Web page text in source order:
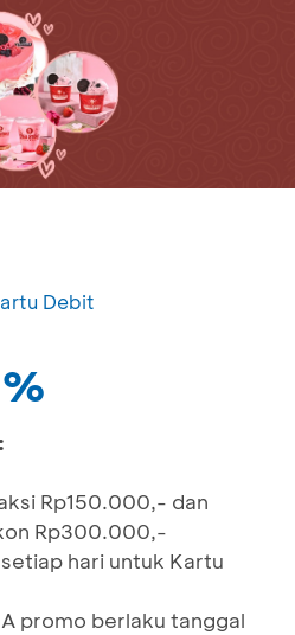
Debit
Rp150.000,- dan
Rp300.000,-
hari untuk Kartu
promo berlaku tanggal